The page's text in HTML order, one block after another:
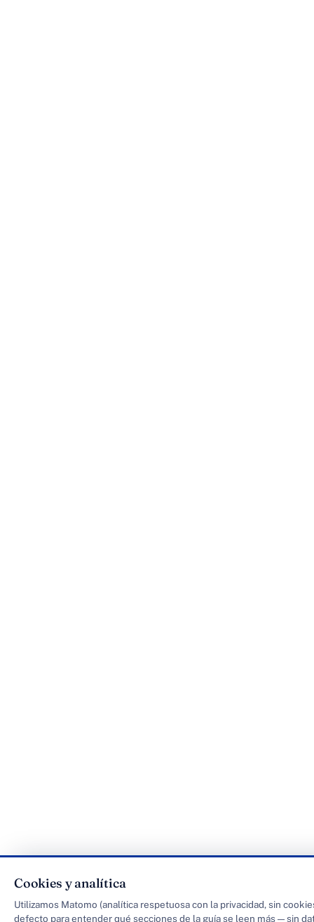
Cookies y analítica
Utilizamos Matomo (analítica respetuosa con la privacidad, sin
defecto para entender qué secciones de la guía se leen más — sin